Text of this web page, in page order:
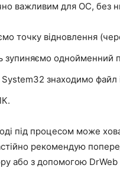
важливим для ОС, без
точку відновлення
зупиняємо однойменний
знаходимо файл
під процесом може
рекомендую
або з допомогою DrWeb